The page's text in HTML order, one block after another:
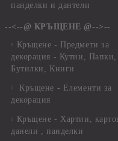
панделки и дантели
--<--@ КРЪЩЕНЕ @-->--
Кръщене - Предмети за
декорация - Кутии, Папки,
Бутилки, Книги
Кръщене - Елементи за
декорация
Кръщене - Хартии,
данели , панделки